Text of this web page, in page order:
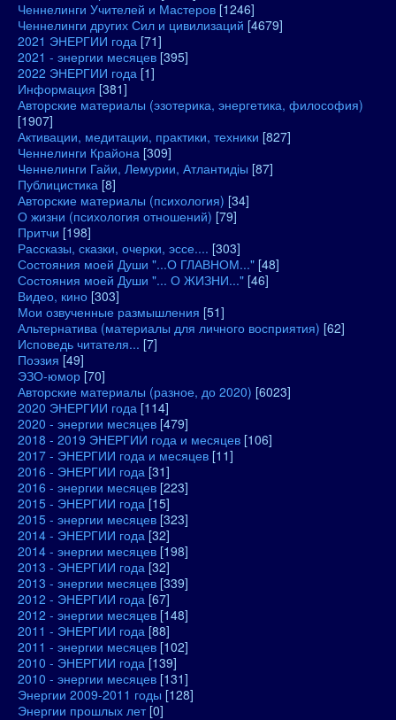
Ченнелинги Учителей и Мастеров [1246]
Ченнелинги других Сил и цивилизаций [4679]
2021 ЭНЕРГИИ года [71]
2021 - энергии месяцев [395]
2022 ЭНЕРГИИ года [1]
Информация [381]
Авторские материалы (эзотерика, энергетика, философия)
[1907]
Активации, медитации, практики, техники [827]
Ченнелинги Крайона [309]
Ченнелинги Гайи, Лемурии, Атлантидіы [87]
Публицистика [8]
Авторские материалы (психология) [34]
О жизни (психология отношений) [79]
Притчи [198]
Рассказы, сказки, очерки, эссе.... [303]
Состояния моей Души "...О ГЛАВНОМ..." [48]
Состояния моей Души "... О ЖИЗНИ..." [46]
Видео, кино [303]
Мои озвученные размышления [51]
Альтернатива (материалы для личного восприятия) [62]
Исповедь читателя... [7]
Поэзия [49]
ЭЗО-юмор [70]
Авторские материалы (разное, до 2020) [6023]
2020 ЭНЕРГИИ года [114]
2020 - энергии месяцев [479]
2018 - 2019 ЭНЕРГИИ года и месяцев [106]
2017 - ЭНЕРГИИ года и месяцев [11]
2016 - ЭНЕРГИИ года [31]
2016 - энергии месяцев [223]
2015 - ЭНЕРГИИ года [15]
2015 - энергии месяцев [323]
2014 - ЭНЕРГИИ года [32]
2014 - энергии месяцев [198]
2013 - ЭНЕРГИИ года [32]
2013 - энергии месяцев [339]
2012 - ЭНЕРГИИ года [67]
2012 - энергии месяцев [148]
2011 - ЭНЕРГИИ года [88]
2011 - энергии месяцев [102]
2010 - ЭНЕРГИИ года [139]
2010 - энергии месяцев [131]
Энергии 2009-2011 годы [128]
Энергии прошлых лет [0]